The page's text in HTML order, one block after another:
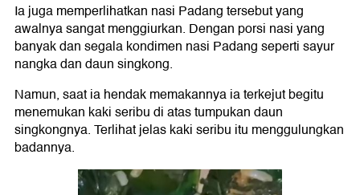
Ia juga memperlihatkan nasi Padang tersebut yang
awalnya sangat menggiurkan. Dengan porsi nasi yang
banyak dan segala kondimen nasi Padang seperti sayur
nangka dan daun singkong.
Namun, saat ia hendak memakannya ia terkejut begitu
menemukan kaki seribu di atas tumpukan daun
singkongnya. Terlihat jelas kaki seribu itu menggulungkan
badannya.